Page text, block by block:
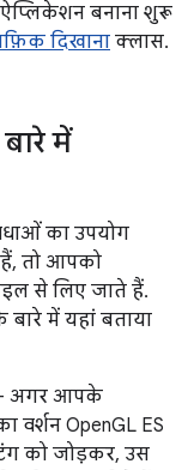
बनाना शुरू
दिखाना क्लास.
में
का उपयोग
हैं, तो आपको
से लिए जाते हैं.
में यहां बताया
अगर आपके
OpenGL ES
को जोड़कर, उस